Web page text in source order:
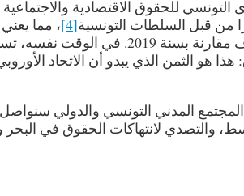
من قبل السلطات التونسية[4]
أضعاف مقارنة بسنة 2019.
هذا هو الثمن الذي يبدو أن الاتحاد
المدني التونسي والدولي
والتصدي لانتهاكات الحقوق في